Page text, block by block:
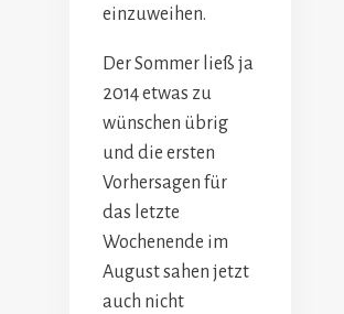
einzuweihen.
Der Sommer ließ ja
2014 etwas zu
wünschen übrig
und die ersten
Vorhersagen für
das letzte
Wochenende im
August sahen jetzt
auch nicht